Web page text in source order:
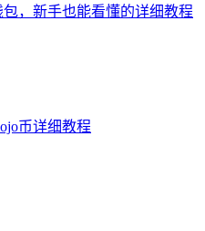
，新手也能看懂的详细教程
币详细教程